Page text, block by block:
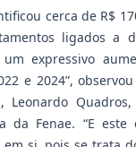
cerca de R$
ligados a
expressivo
e 2024”,
Leonardo
da Fenae. “E